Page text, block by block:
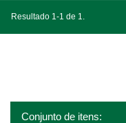
Resultado 1-1 de 1.
Conjunto de itens: